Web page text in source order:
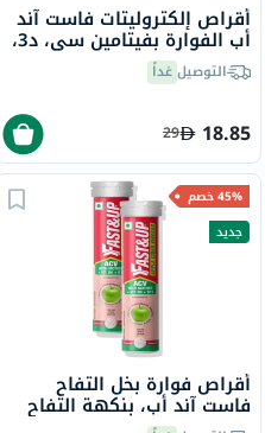
أقراص إلكتروليتات فاست آند
أب الفوارة بفيتامين سي، د3،
والزنك مع الإلكتروليتات،
بنكهة البرتقال - 20 قرص
التوصيلغداً
18.85
29
45% خصم
جديد
أقراص فوارة بخل التفاح
فاست آند أب، بنكهة التفاح